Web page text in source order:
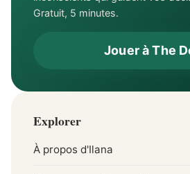
Gratuit, 5 minutes.
Jouer à The
Explorer
À propos d'Ilana